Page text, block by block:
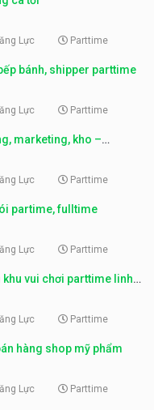
Lực Parttime
bánh, shipper parttime
Lực Parttime
marketing, kho –
Lực Parttime
partime, fulltime
Lực Parttime
khu vui chơi parttime linh
Lực Parttime
hàng shop mỹ phẩm
Lực Parttime